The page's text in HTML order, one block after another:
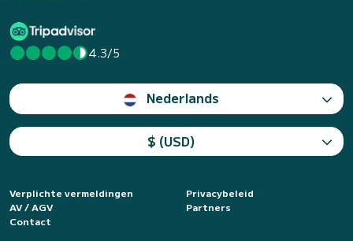
4.3/5
Nederlands
$ (USD)
Verplichte vermeldingen
Privacybeleid
AV / AGV
Partners
Contact